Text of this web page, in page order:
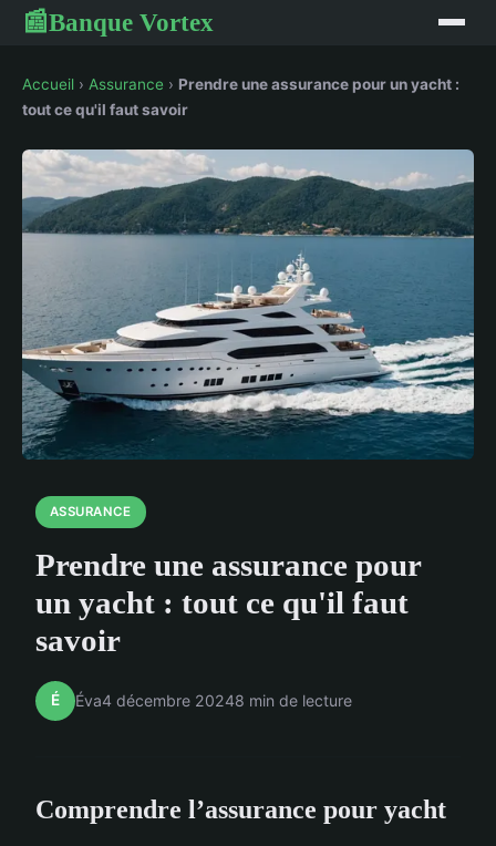
📰Banque Vortex
Accueil › Assurance › Prendre une assurance pour un yacht :
tout ce qu'il faut savoir
ASSURANCE
Prendre une assurance pour
un yacht : tout ce qu'il faut
savoir
É Éva4 décembre 20248 min de lecture
Comprendre l’assurance pour yacht